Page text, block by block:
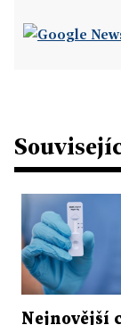
Nejnovější